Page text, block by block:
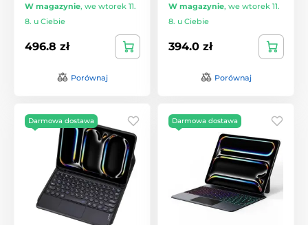
W magazynie, we wtorek 11.
8. u Ciebie
496.8 zł
Porównaj
W magazynie, we wtorek 11.
8. u Ciebie
394.0 zł
Porównaj
Darmowa dostawa Darmowa dostawa